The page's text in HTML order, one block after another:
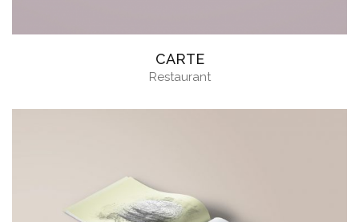
CARTE
Restaurant